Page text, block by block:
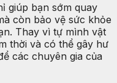
giúp bạn sớm quay
còn bảo vệ sức khỏe
Thay vì tự mình vật
thời và có thể gây hư
các chuyên gia của